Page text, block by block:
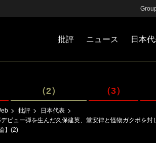
批評 ニュース 日本
（2） （3）
批評
日本代表
ビュー弾を生んだ久保建英、堂安律と怪物ガクポを
】(2)